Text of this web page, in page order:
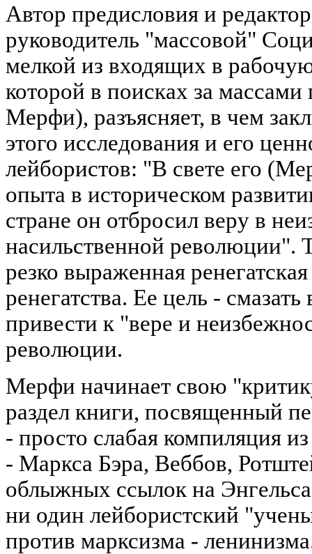
Автор предисловия и
руководитель "массовой"
мелкой из входящих в
которой в поисках за
Мерфи), разъясняет, в чем
этого исследования и его
лейбористов: "В свете его
опыта в историческом
стране он отбросил веру в
насильственной революции".
резко выраженная
ренегатства. Ее цель -
привести к "вере и
революции.
Мерфи начинает свою
раздел книги, посвященный
- просто слабая компиляция
- Маркса Бэра, Веббов,
облыжных ссылок на
ни один лейбористский
против марксизма -